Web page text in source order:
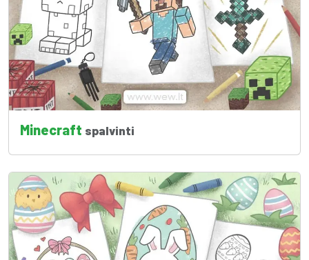
Minecraft spalvinti